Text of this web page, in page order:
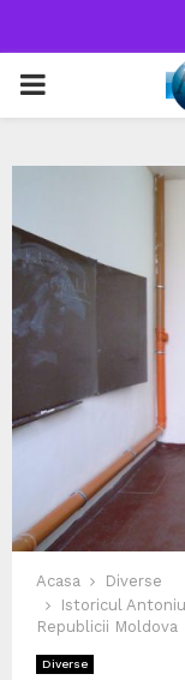
PRIMARY
Acasa
Diverse
Istoricul
Republicii Moldova
Diverse